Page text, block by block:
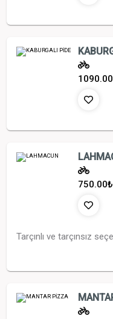
1090.00
750.00₺
Tarçınlı ve tarçınsız